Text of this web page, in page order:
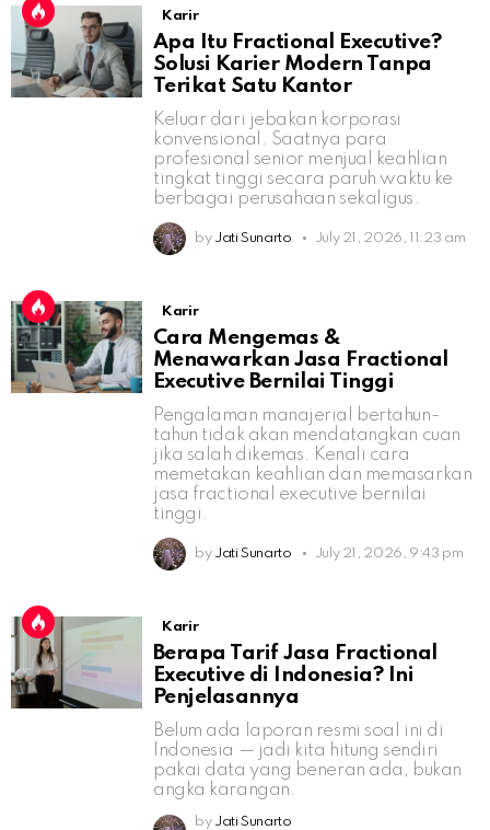
Karir
Apa Itu Fractional Executive?
Solusi Karier Modern Tanpa
Terikat Satu Kantor
Keluar dari jebakan korporasi
konvensional. Saatnya para
profesional senior menjual keahlian
tingkat tinggi secara paruh waktu ke
berbagai perusahaan sekaligus.
by Jati Sunarto July 21, 2026, 11:23 am
Karir
Cara Mengemas &
Menawarkan Jasa Fractional
Executive Bernilai Tinggi
Pengalaman manajerial bertahun-
tahun tidak akan mendatangkan cuan
jika salah dikemas. Kenali cara
memetakan keahlian dan memasarkan
jasa fractional executive bernilai
tinggi.
by Jati Sunarto July 21, 2026, 9:43 pm
Karir
Berapa Tarif Jasa Fractional
Executive di Indonesia? Ini
Penjelasannya
Belum ada laporan resmi soal ini di
Indonesia — jadi kita hitung sendiri
pakai data yang beneran ada, bukan
angka karangan.
by Jati Sunarto